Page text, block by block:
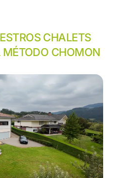
CHALETS
CHOMON